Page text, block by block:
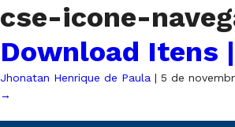
cse-icone-
Download Itens
Jhonatan Henrique de Paula | 5 de
→